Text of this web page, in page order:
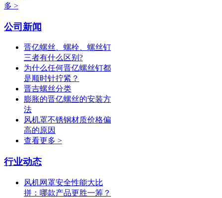
多 >
公司新闻
晋亿螺丝、螺栓、螺丝钉
三者有什么区别?
为什么任何晋亿螺丝钉都
是顺时针拧紧？
晋吉螺丝分类
膨胀的晋亿螺丝的安装方
法
风机罩不锈钢材质价格偏
高的原因
查看更多 >
行业动态
风机网罩安全性能大比
拼：哪款产品更胜一筹？